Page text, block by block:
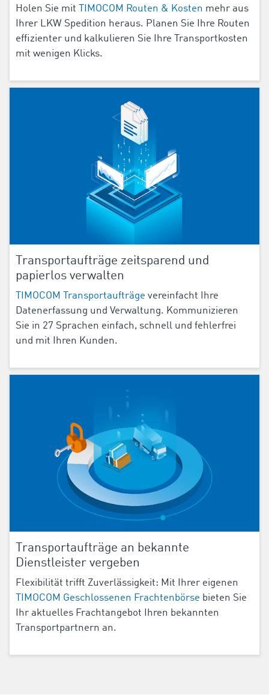
Holen Sie mit TIMOCOM Routen & Kosten mehr aus
Ihrer LKW Spedition heraus. Planen Sie Ihre Routen
effizienter und kalkulieren Sie Ihre Transportkosten
mit wenigen Klicks.
Transportaufträge zeitsparend und
papierlos verwalten
TIMOCOM Transportaufträge vereinfacht Ihre
Datenerfassung und Verwaltung. Kommunizieren
Sie in 27 Sprachen einfach, schnell und fehlerfrei
und mit Ihren Kunden.
Transportaufträge an bekannte
Dienstleister vergeben
Flexibilität trifft Zuverlässigkeit: Mit Ihrer eigenen
TIMOCOM Geschlossenen Frachtenbörse bieten Sie
Ihr aktuelles Frachtangebot Ihren bekannten
Transportpartnern an.